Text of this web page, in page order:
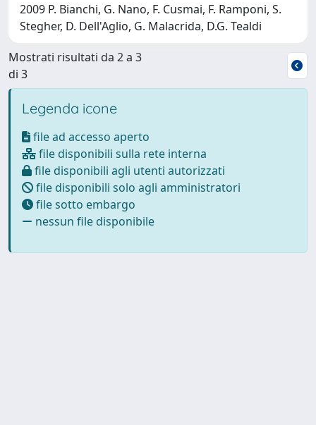
2009 P. Bianchi, G. Nano, F. Cusmai, F. Ramponi, S.
Stegher, D. Dell'Aglio, G. Malacrida, D.G. Tealdi
Mostrati risultati da 2 a 3
di 3
Legenda icone
file ad accesso aperto
file disponibili sulla rete interna
file disponibili agli utenti autorizzati
file disponibili solo agli amministratori
file sotto embargo
nessun file disponibile